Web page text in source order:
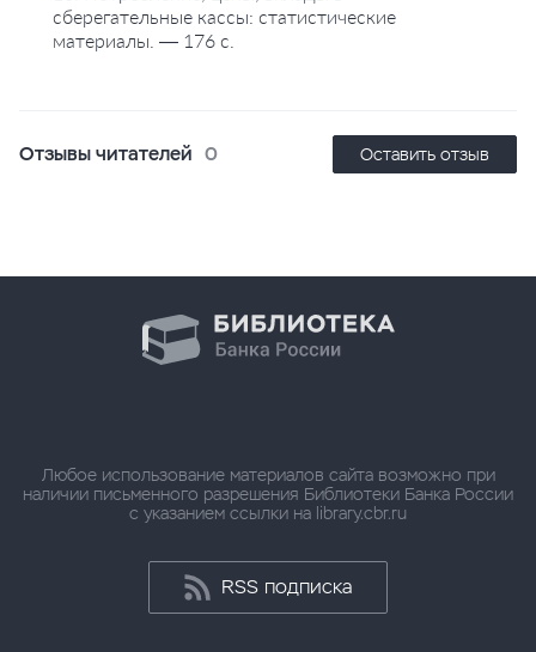
сберегательные кассы: статистические
материалы. — 176 с.
Отзывы читателей 0 Оставить отзыв
Любое использование материалов сайта возможно при
наличии письменного разрешения Библиотеки Банка России
с указанием ссылки на library.cbr.ru
RSS подписка